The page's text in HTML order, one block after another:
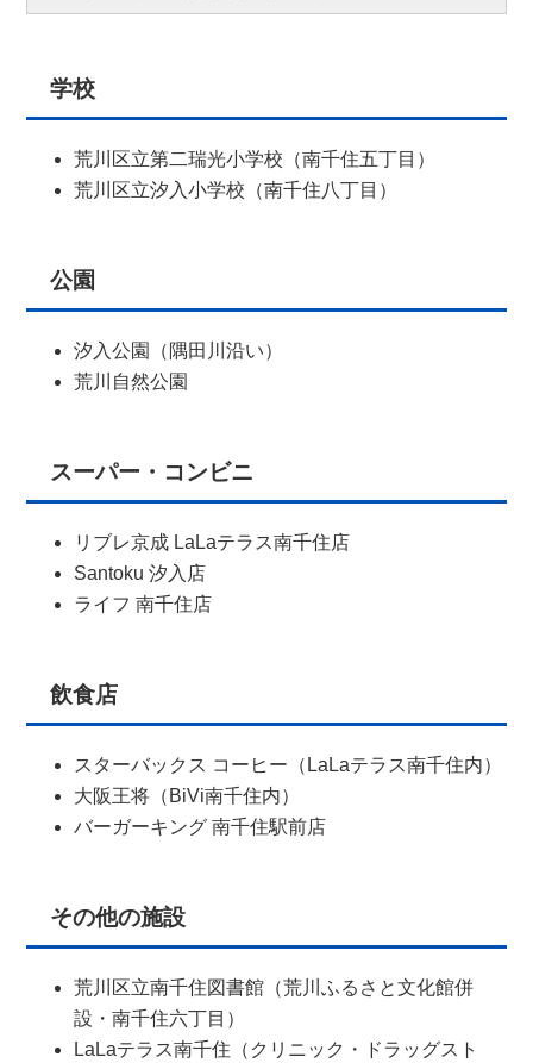
学校
荒川区立第二瑞光小学校（南千住五丁目）
荒川区立汐入小学校（南千住八丁目）
公園
汐入公園（隅田川沿い）
荒川自然公園
スーパー・コンビニ
リブレ京成 LaLaテラス南千住店
Santoku 汐入店
ライフ 南千住店
飲食店
スターバックス コーヒー（LaLaテラス南千住内）
大阪王将（BiVi南千住内）
バーガーキング 南千住駅前店
その他の施設
荒川区立南千住図書館（荒川ふるさと文化館併
設・南千住六丁目）
LaLaテラス南千住（クリニック・ドラッグスト